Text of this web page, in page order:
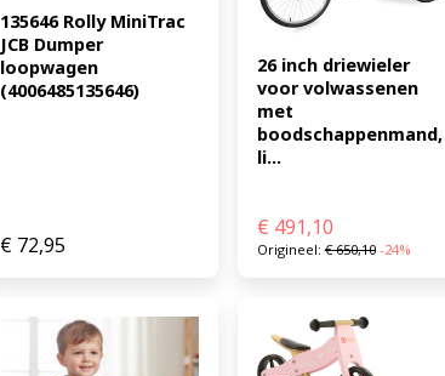
135646 Rolly MiniTrac
JCB Dumper
loopwagen
(4006485135646)
€ 72,95
26 inch driewieler
voor volwassenen
met
boodschappenmand,
li...
€ 491,10
Origineel:€650,10 -24%